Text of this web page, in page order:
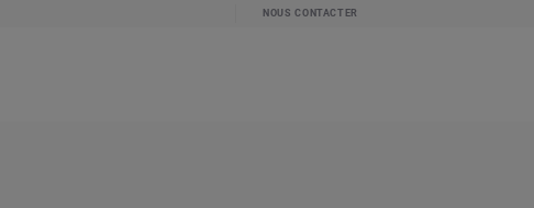
NOUS CONTACTER